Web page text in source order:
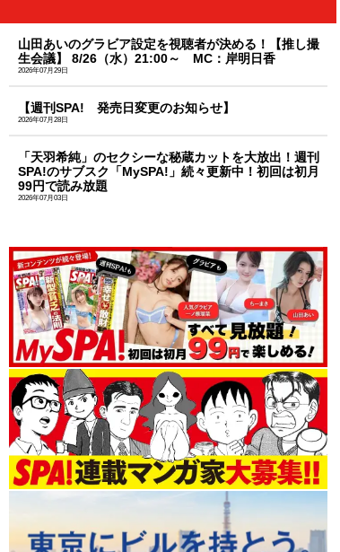
山田あいのグラビア設定を視聴者が決める！【推し撮
生会議】 8/26（水）21:00～ MC：岸明日香
2026年07月29日
【週刊SPA! 発売日変更のお知らせ】
2026年07月28日
「天羽希純」のセクシーな秘蔵カットを大放出！週刊
SPA!のサブスク「MySPA!」続々更新中！初回は初月
99円で読み放題
2026年07月03日